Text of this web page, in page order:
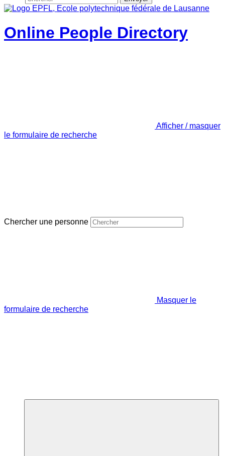
Online People Directory
Afficher / masquer
le formulaire de recherche
Chercher une personne
Masquer le
formulaire de recherche